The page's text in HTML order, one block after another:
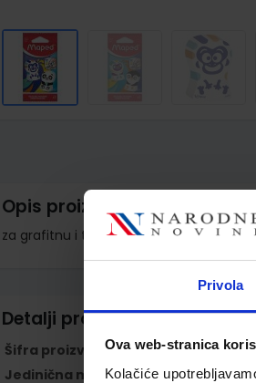
Privola
Ova web-stranica
Kolačiće
gallery
Opis proizvoda
za grafitnu i tehničku olovku; 2 komada
Detalji proizvoda
Šifra proizvoda
568126
Jedinična mjera
kom